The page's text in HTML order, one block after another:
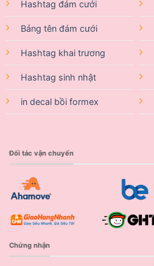
Hashtag đám cưới
Bảng tên đám cưới
Hashtag khai trương
Hashtag sinh nhật
in decal bồi formex
Đối tác vận chuyển
Chứng nhận